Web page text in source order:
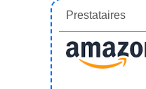
Prestataires